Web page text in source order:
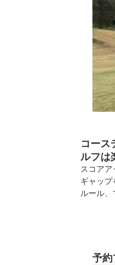
コース
ルフは
スコア
ギャップ
ルール、
予約